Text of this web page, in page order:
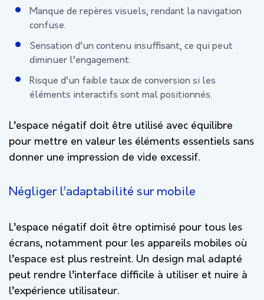
Manque de repères visuels, rendant la navigation
confuse.
Sensation d’un contenu insuffisant, ce qui peut
diminuer l’engagement.
Risque d’un faible taux de conversion si les
éléments interactifs sont mal positionnés.
L’espace négatif doit être utilisé avec équilibre
pour mettre en valeur les éléments essentiels sans
donner une impression de vide excessif.
Négliger l’adaptabilité sur mobile
L’espace négatif doit être optimisé pour tous les
écrans, notamment pour les appareils mobiles où
l’espace est plus restreint. Un design mal adapté
peut rendre l’interface difficile à utiliser et nuire à
l’expérience utilisateur.